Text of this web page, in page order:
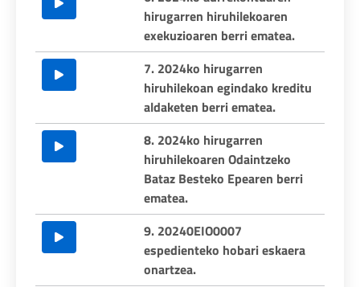
hirugarren hiruhilekoaren
exekuzioaren berri ematea.
7. 2024ko hirugarren
hiruhilekoan egindako kreditu
aldaketen berri ematea.
8. 2024ko hirugarren
hiruhilekoaren Odaintzeko
Bataz Besteko Epearen berri
ematea.
9. 20240EIO0007
espedienteko hobari eskaera
onartzea.